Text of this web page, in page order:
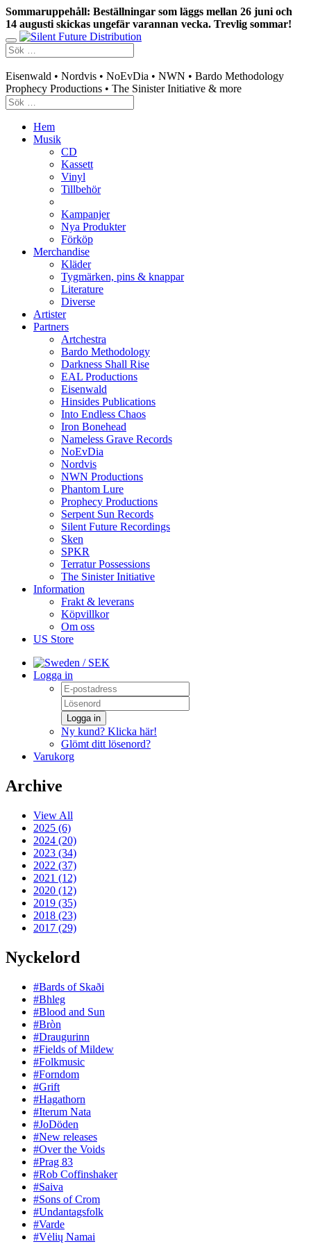
Sommaruppehåll: Beställningar som läggs mellan 26 juni och
14 augusti skickas ungefär varannan vecka. Trevlig sommar!
Eisenwald • Nordvis • NoEvDia • NWN • Bardo Methodology
Prophecy Productions • The Sinister Initiative & more
Hem
Musik
CD
Kassett
Vinyl
Tillbehör
Kampanjer
Nya Produkter
Förköp
Merchandise
Kläder
Tygmärken, pins & knappar
Literature
Diverse
Artister
Partners
Artchestra
Bardo Methodology
Darkness Shall Rise
EAL Productions
Eisenwald
Hinsides Publications
Into Endless Chaos
Iron Bonehead
Nameless Grave Records
NoEvDia
Nordvis
NWN Productions
Phantom Lure
Prophecy Productions
Serpent Sun Records
Silent Future Recordings
Sken
SPKR
Terratur Possessions
The Sinister Initiative
Information
Frakt & leverans
Köpvillkor
Om oss
US Store
/ SEK
Logga in
Logga in
Ny kund? Klicka här!
Glömt ditt lösenord?
Varukorg
Archive
View All
2025 (6)
2024 (20)
2023 (34)
2022 (37)
2021 (12)
2020 (12)
2019 (35)
2018 (23)
2017 (29)
Nyckelord
#Bards of Skaði
#Bhleg
#Blood and Sun
#Bròn
#Draugurinn
#Fields of Mildew
#Folkmusic
#Forndom
#Grift
#Hagathorn
#Iterum Nata
#JoDöden
#New releases
#Over the Voids
#Prag 83
#Rob Coffinshaker
#Saiva
#Sons of Crom
#Undantagsfolk
#Varde
#Vėlių Namai